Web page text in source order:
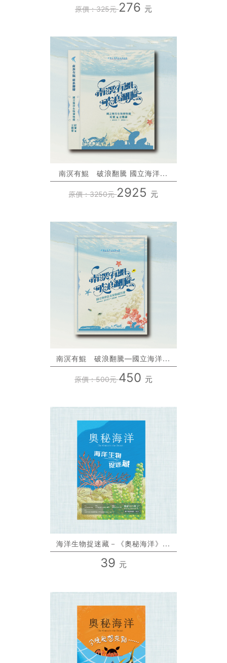
原價：325元276 元
南溟有鯤 破浪翻騰 國立海洋...
原價：3250元2925 元
南溟有鯤 破浪翻騰—國立海洋...
原價：500元450 元
海洋生物捉迷藏－《奧秘海洋》...
39 元